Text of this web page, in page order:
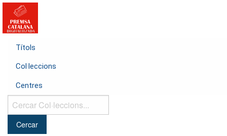
Títols
Col·leccions
Centres
Cercar
Col·leccions...